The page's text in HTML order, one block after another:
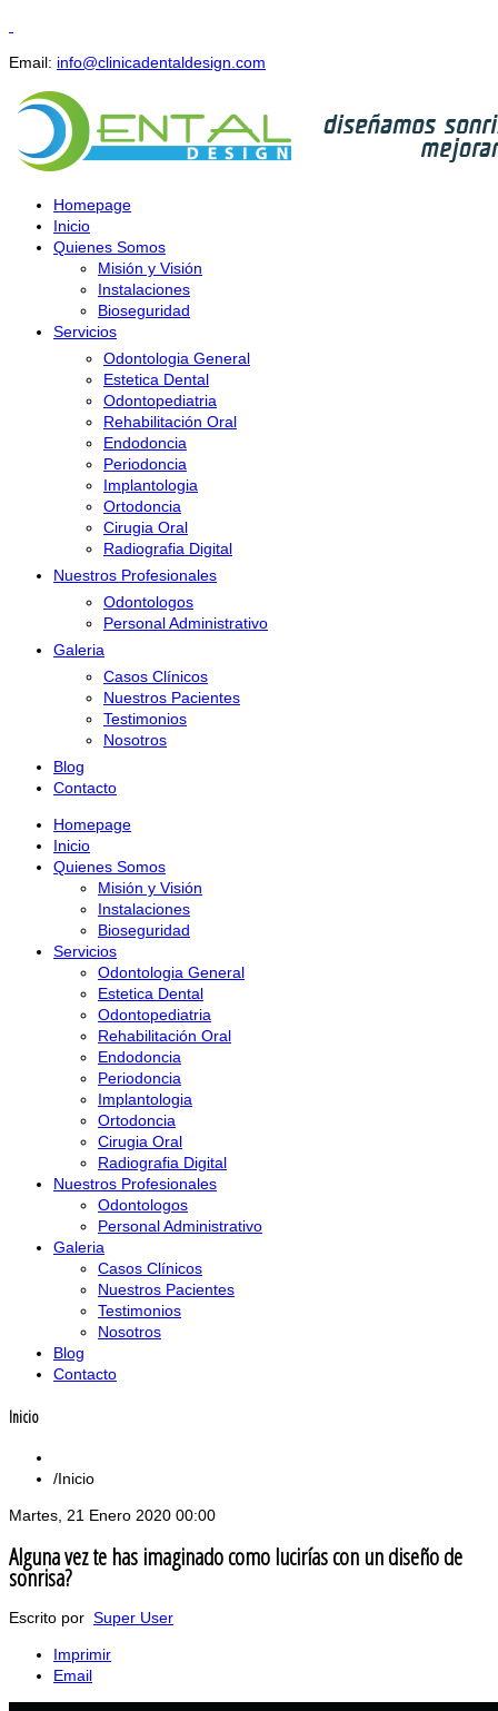
Email: info@clinicadentaldesign.com
Homepage
Inicio
Quienes Somos
Misión y Visión
Instalaciones
Bioseguridad
Servicios
Odontologia General
Estetica Dental
Odontopediatria
Rehabilitación Oral
Endodoncia
Periodoncia
Implantologia
Ortodoncia
Cirugia Oral
Radiografia Digital
Nuestros Profesionales
Odontologos
Personal Administrativo
Galeria
Casos Clínicos
Nuestros Pacientes
Testimonios
Nosotros
Blog
Contacto
Homepage
Inicio
Quienes Somos
Misión y Visión
Instalaciones
Bioseguridad
Servicios
Odontologia General
Estetica Dental
Odontopediatria
Rehabilitación Oral
Endodoncia
Periodoncia
Implantologia
Ortodoncia
Cirugia Oral
Radiografia Digital
Nuestros Profesionales
Odontologos
Personal Administrativo
Galeria
Casos Clínicos
Nuestros Pacientes
Testimonios
Nosotros
Blog
Contacto
Inicio
Inicio
Martes, 21 Enero 2020 00:00
Alguna vez te has imaginado como lucirías con un diseño de
sonrisa?
Escrito por Super User
Imprimir
Email